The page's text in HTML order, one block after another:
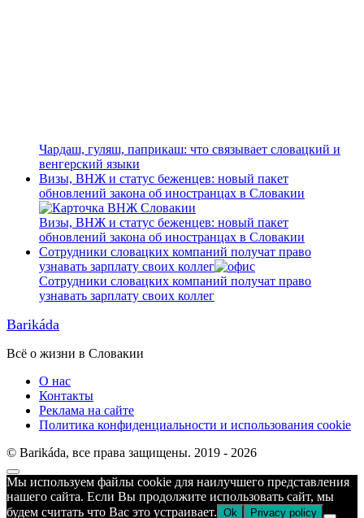
Чардаш, гуляш, паприкаш: что связывает словацкий и
венгерский языки
Визы, ВНЖ и статус беженцев: новый пакет
обновлений закона об иностранцах в Словакии
Визы, ВНЖ и статус беженцев: новый пакет
обновлений закона об иностранцах в Словакии
Сотрудники словацких компаний получат право
узнавать зарплату своих коллег
Сотрудники словацких компаний получат право
узнавать зарплату своих коллег
Barikáda
Всё о жизни в Словакии
О нас
Контакты
Реклама на сайте
Политика конфиденциальности и использования cookie
© Barikáda, все права защищены. 2019 - 2026
Прокрутка
к
верху
Мы используем файлы cookie для наилучшего представления
нашего сайта. Если Вы продолжите использовать сайт, мы
будем считать что Вас это устраивает. Ok Privacy policy